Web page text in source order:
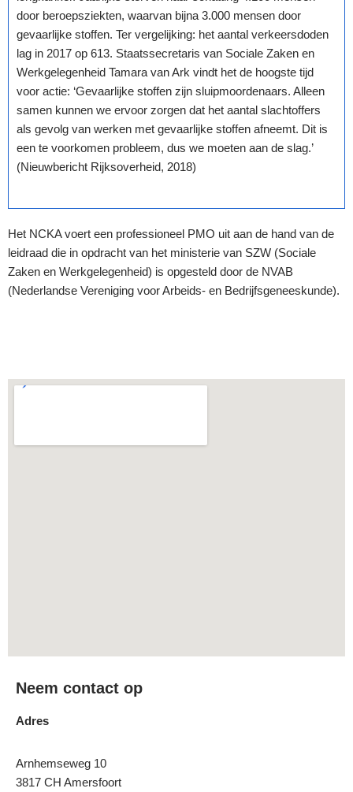
door beroepsziekten, waarvan bijna 3.000 mensen door
gevaarlijke stoffen. Ter vergelijking: het aantal verkeersdoden
lag in 2017 op 613. Staatssecretaris van Sociale Zaken en
Werkgelegenheid Tamara van Ark vindt het de hoogste tijd
voor actie: ‘Gevaarlijke stoffen zijn sluipmoordenaars. Alleen
samen kunnen we ervoor zorgen dat het aantal slachtoffers
als gevolg van werken met gevaarlijke stoffen afneemt. Dit is
een te voorkomen probleem, dus we moeten aan de slag.’
(Nieuwbericht Rijksoverheid, 2018)
Het NCKA voert een professioneel PMO uit aan de hand van de
leidraad die in opdracht van het ministerie van SZW (Sociale
Zaken en Werkgelegenheid) is opgesteld door de NVAB
(Nederlandse Vereniging voor Arbeids- en Bedrijfsgeneeskunde).
Neem contact op
Adres
Arnhemseweg 10
3817 CH Amersfoort